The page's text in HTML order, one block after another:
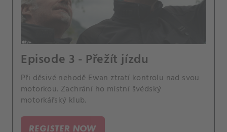
Episode 3 - Přežít jízdu
Při děsivé nehodě Ewan ztratí kontrolu nad svou
motorkou. Zachrání ho místní švédský
motorkářský klub.
REGISTER NOW